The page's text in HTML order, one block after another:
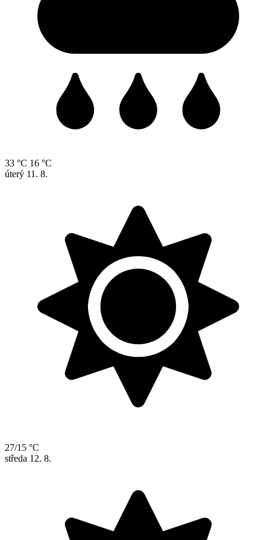
33 °C 16 °C
úterý 11. 8.
27/15 °C
středa 12. 8.